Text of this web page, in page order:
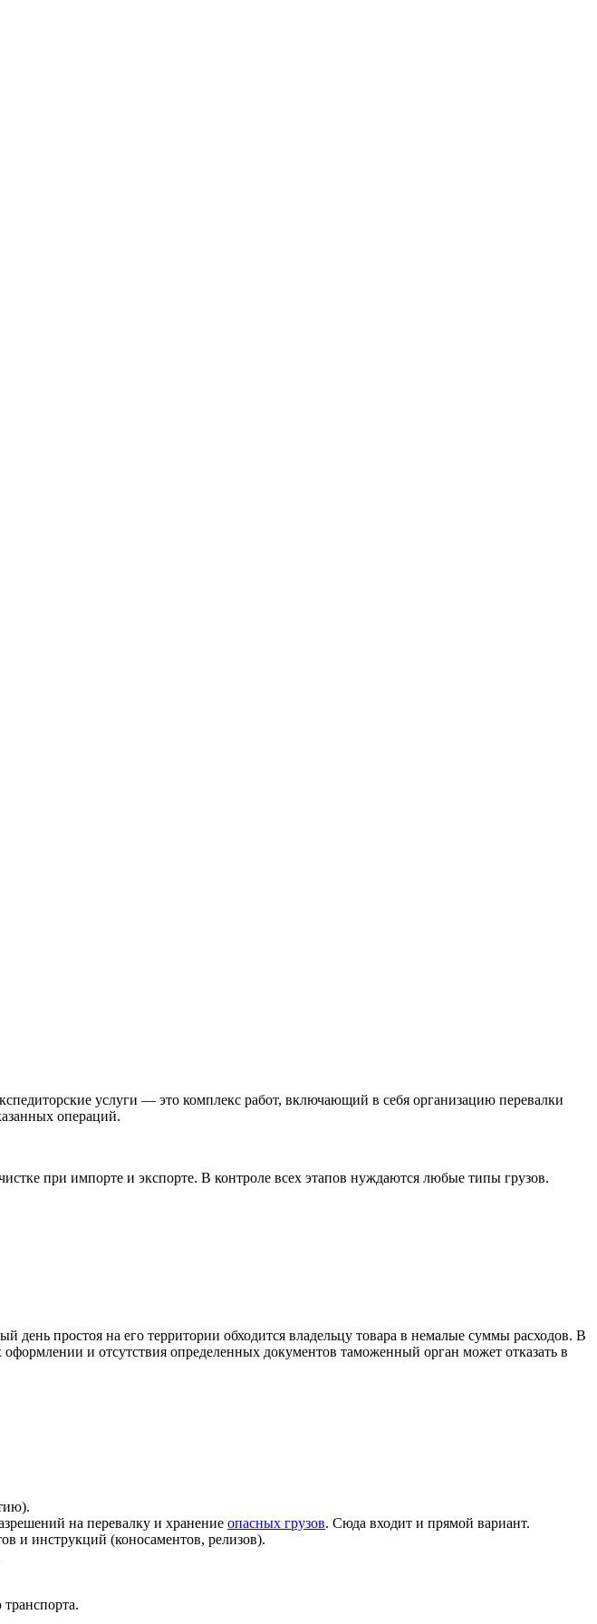
услуги — это комплекс работ, включающий в себя организацию перевалки
операций.
при импорте и экспорте. В контроле всех этапов нуждаются любые типы грузов.
день простоя на его территории обходится владельцу товара в немалые суммы расходов. В
и отсутствия определенных документов таможенный орган может отказать в
на перевалку и хранение опасных грузов. Сюда входит и прямой вариант.
и инструкций (коносаментов, релизов).